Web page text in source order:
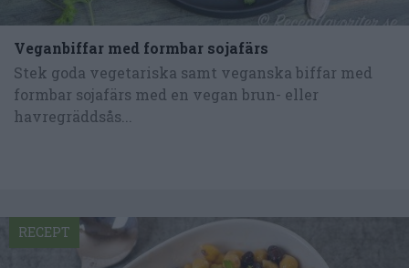
Veganbiffar med formbar sojafärs
Stek goda vegetariska samt veganska biffar med
formbar sojafärs med en vegan brun- eller
havregräddsås...
RECEPT